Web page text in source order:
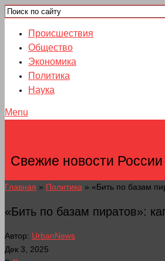
Происшествия
Общество
Экономика
Политика
Наука
Menu
Свежие новости
Главная » Политика » «Бить по базам
«Бить по базам пиратов»:
Автор: UrbanNews
Дек 3, 2025